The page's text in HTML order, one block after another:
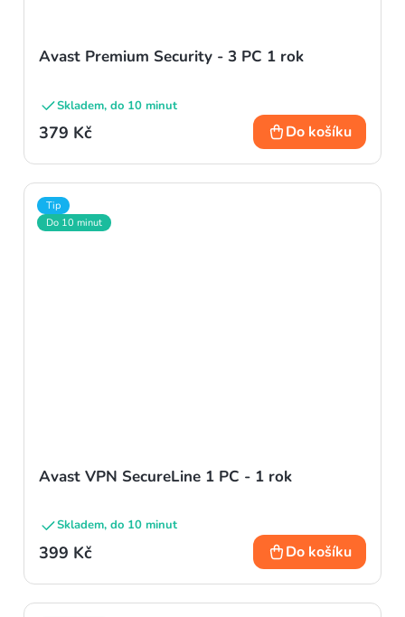
Avast Premium Security - 3 PC 1 rok
Skladem, do 10 minut
379 Kč Do košíku
Tip
Do 10 minut
Avast VPN SecureLine 1 PC - 1 rok
Skladem, do 10 minut
399 Kč Do košíku